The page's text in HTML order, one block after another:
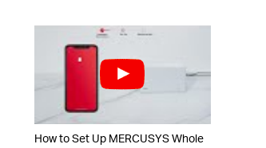
How to Set Up MERCUSYS Whole